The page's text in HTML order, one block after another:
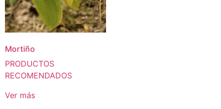
Mortiño
PRODUCTOS
RECOMENDADOS
Ver más